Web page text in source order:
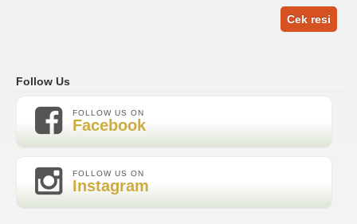
Cek resi
Follow Us
FOLLOW US ON
Facebook
FOLLOW US ON
Instagram